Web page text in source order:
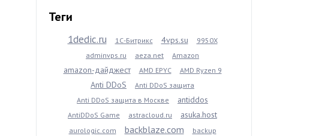
Теги
1dedic.ru 1С-Битрикс 4vps.su
9950X
adminvps.ru
aeza.net Amazon
amazon-дайджест AMD EPYC AMD Ryzen 9
Anti DDoS
Anti DDoS защита
Anti DDoS защита в Москве
antiddos
AntiDDoS Game astracloud.ru asuka.host
aurologic.com backblaze.com backup